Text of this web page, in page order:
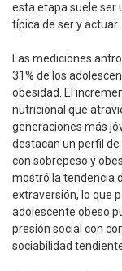
esta etapa suele ser
típica de ser y actuar.
Las mediciones
31% de los
obesidad. El
nutricional que
generaciones más
destacan un perfil
con sobrepeso y
mostró la tendencia
extraversión, lo que
adolescente obeso
presión social con
sociabilidad